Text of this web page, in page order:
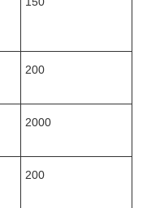
200
2000
200